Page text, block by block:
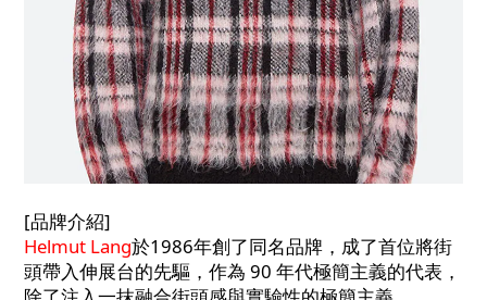
[品牌介紹]
Helmut Lang於1986年創了同名品牌，成了首位將街
頭帶入伸展台的先驅，作為 90 年代極簡主義的代表，